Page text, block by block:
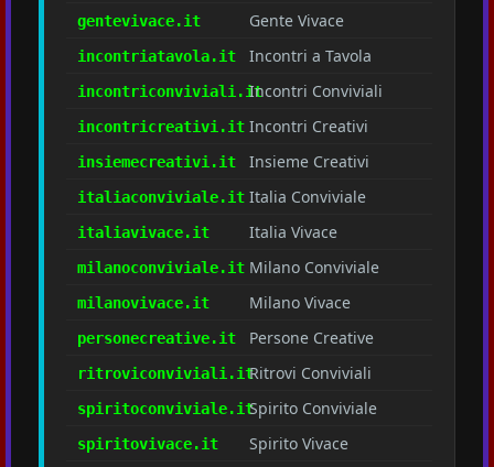
gentevivace.it Gente Vivace
incontriatavola.it Incontri a Tavola
incontriconviviali.itIncontri Conviviali
incontricreativi.it Incontri Creativi
insiemecreativi.it Insieme Creativi
italiaconviviale.it Italia Conviviale
italiavivace.it Italia Vivace
milanoconviviale.it Milano Conviviale
milanovivace.it Milano Vivace
personecreative.it Persone Creative
ritroviconviviali.itRitrovi Conviviali
spiritoconviviale.itSpirito Conviviale
spiritovivace.it Spirito Vivace